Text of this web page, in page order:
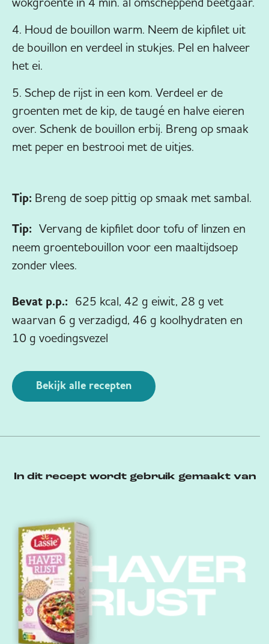
Houd de bouillon warm. Neem de kipfilet uit
de bouillon en verdeel in stukjes. Pel en halveer
het ei.
Schep de rijst in een kom. Verdeel er de
groenten met de kip, de taugé en halve eieren
over. Schenk de bouillon erbij. Breng op smaak
met peper en bestrooi met de uitjes.
Tip: Breng de soep pittig op smaak met sambal.
Tip: Vervang de kipfilet door tofu of linzen en
neem groentebouillon voor een maaltijdsoep
zonder vlees.
Bevat p.p.: 625 kcal, 42 g eiwit, 28 g vet
waarvan 6 g verzadigd, 46 g koolhydraten en
10 g voedingsvezel
Bekijk alle recepten
In dit recept wordt gebruik gemaakt van